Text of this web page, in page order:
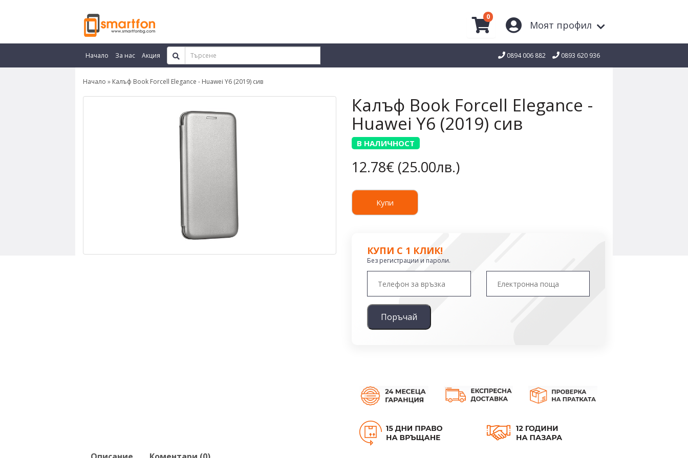
Моят профил
0
Начало За нас Акция 0894 006 882 0893 620 936
Начало Калъф Book Forcell Elegance - Huawei Y6 (2019) сив
Калъф Book Forcell Elegance -
Huawei Y6 (2019) сив
В НАЛИЧНОСТ
12.78€ (25.00лв.)
Купи
КУПИ С 1 КЛИК!
Без регистрации и пароли.
Поръчай